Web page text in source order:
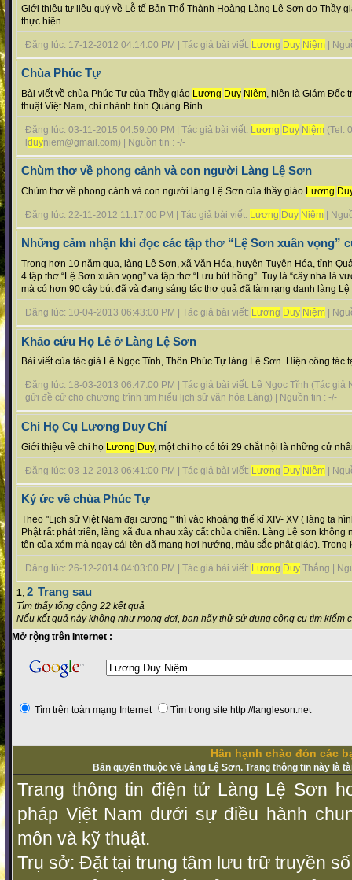
Giới thiệu tư liệu quý về Lễ tế Bản Thổ Thành Hoàng Làng Lệ Sơn do Thầy
thực hiện...
Đăng lúc: 17-12-2012 04:14:00 PM | Tác giả bài viết: Lương Duy Niệm |
Chùa Phúc Tự
Bài viết về chùa Phúc Tự của Thầy giáo Lương Duy Niệm, hiện là Giám Đốc
thuật Việt Nam, chi nhánh tỉnh Quảng Bình....
Đăng lúc: 03-11-2015 04:59:00 PM | Tác giả bài viết: Lương Duy Niệm (Tel:
lduyniem@gmail.com) | Nguồn tin : -/-
Chùm thơ về phong cảnh và con người Làng Lệ Sơn
Chùm thơ về phong cảnh và con người làng Lệ Sơn của thầy giáo Lương
Đăng lúc: 22-11-2012 11:17:00 PM | Tác giả bài viết: Lương Duy Niệm |
Những cảm nhận khi đọc các tập thơ “Lệ Sơn xuân vọng”
Trong hơn 10 năm qua, làng Lệ Sơn, xã Văn Hóa, huyện Tuyên Hóa, tỉnh
4 tập thơ “Lệ Sơn xuân vọng” và tập thơ “Lưu bút hồng”. Tuy là “cây nhà lá
mà có hơn 90 cây bút đã và đang sáng tác thơ quả đã làm rạng danh làng Lệ
Đăng lúc: 10-04-2013 06:43:00 PM | Tác giả bài viết: Lương Duy Niệm |
Khảo cứu Họ Lê ở Làng Lệ Sơn
Bài viết của tác giả Lê Ngọc Tĩnh, Thôn Phúc Tự làng Lệ Sơn. Hiện công tác
Đăng lúc: 18-03-2013 06:47:00 PM | Tác giả bài viết: Lê Ngọc Tĩnh (Tác giả
gửi đề cử cho chương trình tim hiểu lịch sử văn hóa Làng) | Nguồn tin : -/-
Chi Họ Cụ Lương Duy Chí
Giới thiệu về chi họ Lương Duy, một chi họ có tới 29 chắt nội là những cử
Đăng lúc: 03-12-2013 06:41:00 PM | Tác giả bài viết: Lương Duy Niệm |
Ký ức về chùa Phúc Tự
Theo "Lịch sử Việt Nam đại cương " thì vào khoảng thế kỉ XIV- XV ( làng ta
Phật rất phát triển, làng xã đua nhau xây cất chùa chiền. Làng Lệ sơn không
tên của xóm mà ngay cái tên đã mang hơi hướng, màu sắc phật giáo). Trong
Đăng lúc: 26-12-2014 04:03:00 PM | Tác giả bài viết: Lương Duy Thắng |
1, 2 Trang sau
Tìm thấy tổng cộng 22 kết quả
Nếu kết quả này không như mong đợi, bạn hãy thử sử dụng công cụ tìm kiếm
Mở rộng trên Internet :
Tìm trên toàn mạng Internet Tìm trong site http://langleson.net
Hân hạnh chào đón các
Bản quyền thuộc về Làng Lệ Sơn. Trang thông tin này là
Trang thông tin điện tử Làng Lệ Sơn
pháp Vịệt Nam dưới sự điều hành
môn và kỹ thuật.
Trụ sở: Đặt tại trung tâm lưu trữ truyền